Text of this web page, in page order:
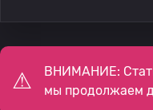
ВНИМАНИЕ:
мы продолжаем